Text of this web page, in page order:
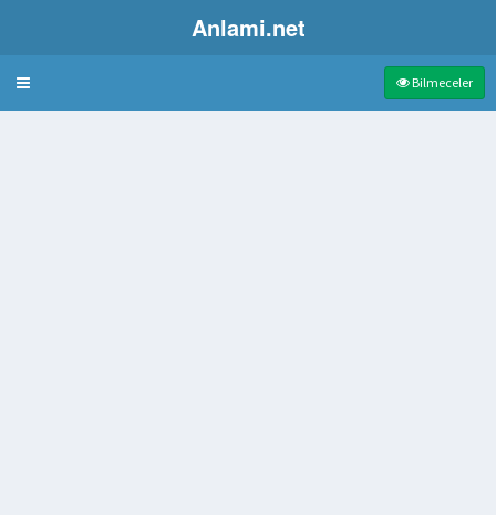
Anlami.net
Bulmaca Bilmeceler